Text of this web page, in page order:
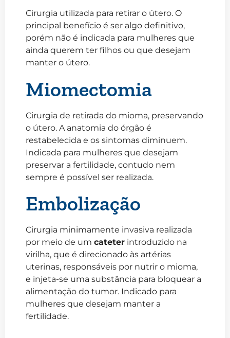
Cirurgia utilizada para retirar o útero. O
principal benefício é ser algo definitivo,
porém não é indicada para mulheres que
ainda querem ter filhos ou que desejam
manter o útero.
Miomectomia
Cirurgia de retirada do mioma, preservando
o útero. A anatomia do órgão é
restabelecida e os sintomas diminuem.
Indicada para mulheres que desejam
preservar a fertilidade, contudo nem
sempre é possível ser realizada.
Embolização
Cirurgia minimamente invasiva realizada
por meio de um cateter introduzido na
virilha, que é direcionado às artérias
uterinas, responsáveis por nutrir o mioma,
e injeta-se uma substância para bloquear a
alimentação do tumor. Indicado para
mulheres que desejam manter a
fertilidade.